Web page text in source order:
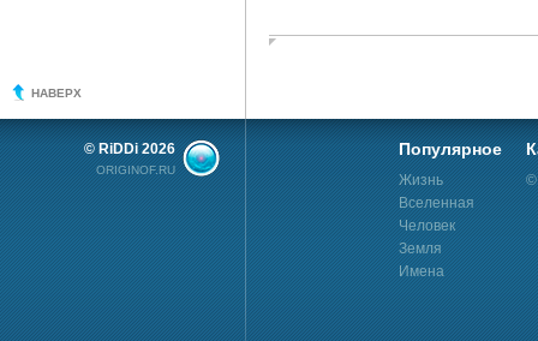
НАВЕРХ
© RiDDi 2026
ORIGINOF.RU
Популярное
Жизнь
Вселенная
Человек
Земля
Имена
©